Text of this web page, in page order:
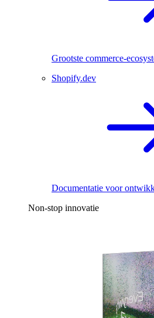
Grootste commerce-
Shopify.dev
Documentatie voor
Non-stop innovatie